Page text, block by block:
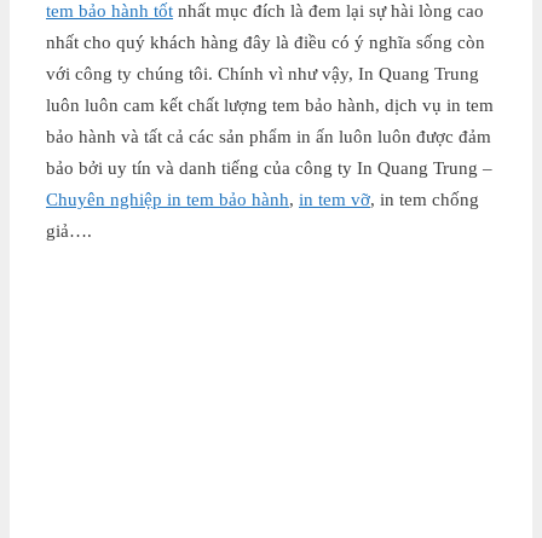
tem bảo hành tốt nhất mục đích là đem lại sự hài lòng cao
nhất cho quý khách hàng đây là điều có ý nghĩa sống còn
với công ty chúng tôi. Chính vì như vậy, In Quang Trung
luôn luôn cam kết chất lượng tem bảo hành, dịch vụ in tem
bảo hành và tất cả các sản phẩm in ấn luôn luôn được đảm
bảo bởi uy tín và danh tiếng của công ty In Quang Trung –
Chuyên nghiệp in tem bảo hành, in tem vỡ, in tem chống
giả….